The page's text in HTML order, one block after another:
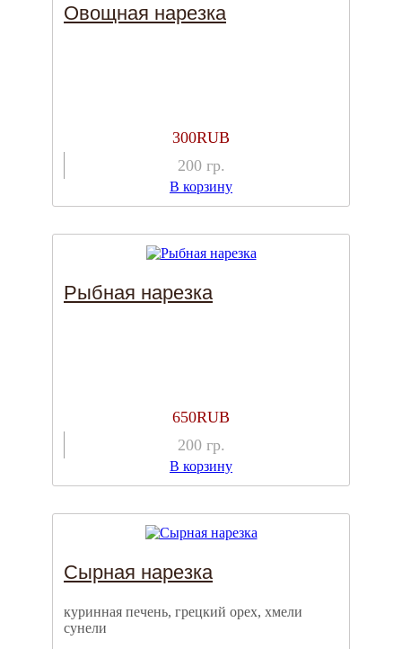
Овощная нарезка
300RUB
200 гр.
В корзину
Рыбная нарезка
650RUB
200 гр.
В корзину
Сырная нарезка
куринная печень, грецкий орех, хмели
сунели